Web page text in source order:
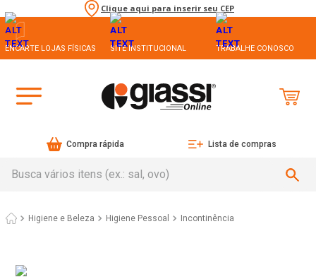
Clique aqui para inserir seu CEP
ENCARTE LOJAS FÍSICAS SITE INSTITUCIONAL TRABALHE CONOSCO
Compra rápida Lista de compras
Higiene e Beleza Higiene Pessoal Incontinência